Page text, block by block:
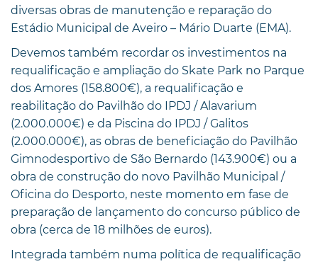
diversas obras de manutenção e reparação do
Estádio Municipal de Aveiro – Mário Duarte (EMA).
Devemos também recordar os investimentos na
requalificação e ampliação do Skate Park no Parque
dos Amores (158.800€), a requalificação e
reabilitação do Pavilhão do IPDJ / Alavarium
(2.000.000€) e da Piscina do IPDJ / Galitos
(2.000.000€), as obras de beneficiação do Pavilhão
Gimnodesportivo de São Bernardo (143.900€) ou a
obra de construção do novo Pavilhão Municipal /
Oficina do Desporto, neste momento em fase de
preparação de lançamento do concurso público de
obra (cerca de 18 milhões de euros).
Integrada também numa política de requalificação